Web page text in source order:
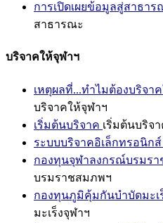
การเปิดเผยข้อมูลสู่สาธาร
สาธารณะ
บริจาคให้จุฬาฯ
เหตุผลที่...ทำไมต้องบริจา
บริจาคให้จุฬาฯ
เริ่มต้นบริจาค เริ่มต้นบริจ
ระบบบริจาคอิเล็กทรอนิกส์
กองทุนจุฬาลงกรณ์บรมร
บรมราชสมภพฯ
กองทุนภูมิคุ้มกันบำบัดมะเ
มะเร็งจุฬาฯ